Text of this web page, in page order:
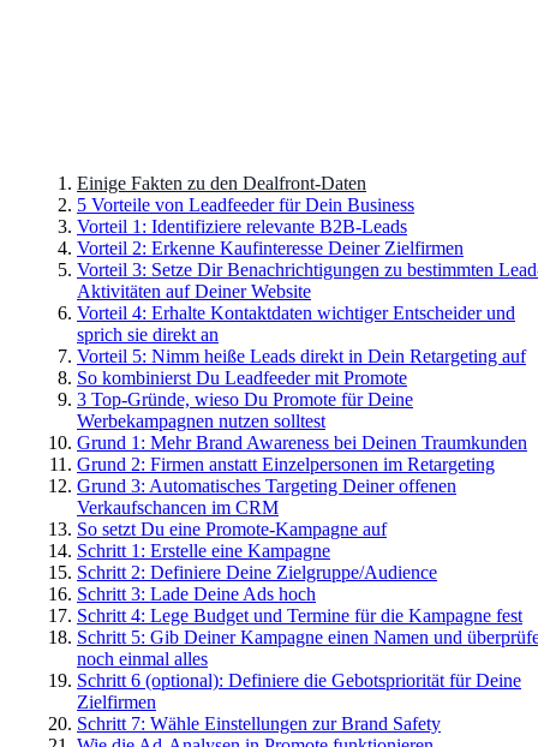
Einige Fakten zu den Dealfront-Daten
5 Vorteile von Leadfeeder für Dein Business
Vorteil 1: Identifiziere relevante B2B-Leads
Vorteil 2: Erkenne Kaufinteresse Deiner Zielfirmen
Vorteil 3: Setze Dir Benachrichtigungen zu bestimmten
Aktivitäten auf Deiner Website
Vorteil 4: Erhalte Kontaktdaten wichtiger Entscheider und
sprich sie direkt an
Vorteil 5: Nimm heiße Leads direkt in Dein Retargeting auf
So kombinierst Du Leadfeeder mit Promote
3 Top-Gründe, wieso Du Promote für Deine
Werbekampagnen nutzen solltest
Grund 1: Mehr Brand Awareness bei Deinen Traumkunden
Grund 2: Firmen anstatt Einzelpersonen im Retargeting
Grund 3: Automatisches Targeting Deiner offenen
Verkaufschancen im CRM
So setzt Du eine Promote-Kampagne auf
Schritt 1: Erstelle eine Kampagne
Schritt 2: Definiere Deine Zielgruppe/Audience
Schritt 3: Lade Deine Ads hoch
Schritt 4: Lege Budget und Termine für die Kampagne fest
Schritt 5: Gib Deiner Kampagne einen Namen und
noch einmal alles
Schritt 6 (optional): Definiere die Gebotspriorität für Deine
Zielfirmen
Schritt 7: Wähle Einstellungen zur Brand Safety